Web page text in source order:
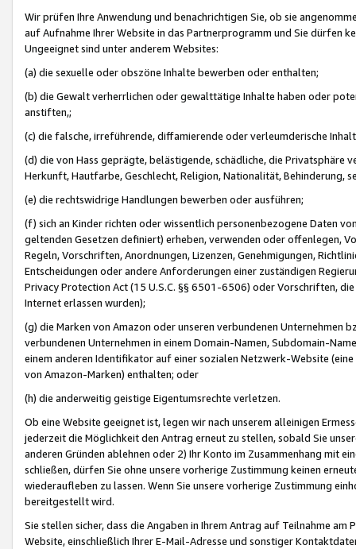
Wir prüfen Ihre Anwendung und benachrichtigen Sie, ob sie
auf Aufnahme Ihrer Website in das Partnerprogramm und Sie dürfen
Ungeeignet sind unter anderem Websites:
(a) die sexuelle oder obszöne Inhalte bewerben oder enthalten;
(b) die Gewalt verherrlichen oder gewalttätige Inhalte haben oder
anstiften,;
(c) die falsche, irreführende, diffamierende oder verleumderische
(d) die von Hass geprägte, belästigende, schädliche, die Privatsphäre
Herkunft, Hautfarbe, Geschlecht, Religion, Nationalität, Behinderung,
(e) die rechtswidrige Handlungen bewerben oder ausführen;
(f) sich an Kinder richten oder wissentlich personenbezogene Daten
geltenden Gesetzen definiert) erheben, verwenden oder offenlegen,
Regeln, Vorschriften, Anordnungen, Lizenzen, Genehmigungen,
Entscheidungen oder andere Anforderungen einer zuständigen
Privacy Protection Act (15 U.S.C. §§ 6501-6506) oder Vorschriften,
Internet erlassen wurden);
(g) die Marken von Amazon oder unseren verbundenen Unternehmen
verbundenen Unternehmen in einem Domain-Namen, Subdomain-
einem anderen Identifikator auf einer sozialen Netzwerk-Website
von Amazon-Marken) enthalten; oder
(h) die anderweitig geistige Eigentumsrechte verletzen.
Ob eine Website geeignet ist, legen wir nach unserem alleinigen
jederzeit die Möglichkeit den Antrag erneut zu stellen, sobald Sie
anderen Gründen ablehnen oder 2) Ihr Konto im Zusammenhang mit
schließen, dürfen Sie ohne unsere vorherige Zustimmung keinen
wiederaufleben zu lassen. Wenn Sie unsere vorherige Zustimmung
bereitgestellt wird.
Sie stellen sicher, dass die Angaben in Ihrem Antrag auf Teilnahme
Website, einschließlich Ihrer E-Mail-Adresse und sonstiger